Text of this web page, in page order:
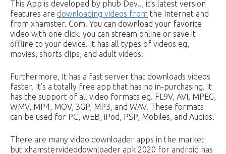
This App is developed by phub Dev.., it’s latest version
features are downloading videos from the Internet and
from xhamster. Com. You can download your favorite
video with one click. you can stream online or save it
offline to your device. It has all types of videos eg,
movies, shorts clips, and adult videos.
Furthermore, It has a fast server that downloads videos
faster. It’s a totally free app that has no in-purchasing. It
has the support of all video formats eg. FL9V, AVI, MPEG,
WMV, MP4, MOV, 3GP, MP3, and WAV. These formats
can be used for PC, WEB, iPod, PSP, Mobiles, and Audios.
There are many video downloader apps in the market
but xhamstervideodownloader apk 2020 for android has